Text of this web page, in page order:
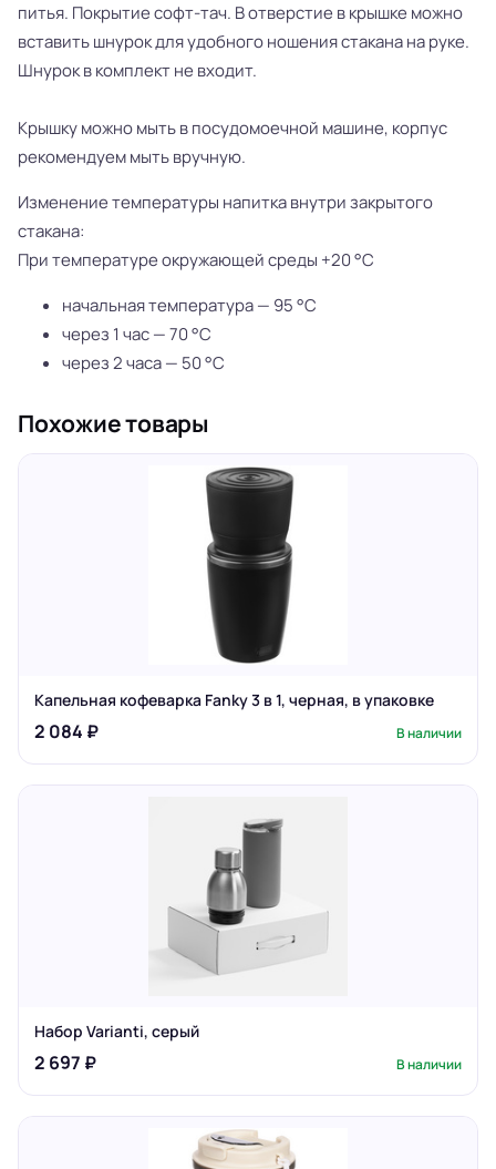
питья. Покрытие софт-тач. В отверстие в крышке можно
вставить шнурок для удобного ношения стакана на руке.
Шнурок в комплект не входит.
Крышку можно мыть в посудомоечной машине, корпус
рекомендуем мыть вручную.
Изменение температуры напитка внутри закрытого
стакана:
При температуре окружающей среды +20 °С
начальная температура — 95 °С
через 1 час — 70 °С
через 2 часа — 50 °С
Похожие товары
Капельная кофеварка Fanky 3 в 1, черная, в упаковке
2 084 ₽ В наличии
Набор Varianti, серый
2 697 ₽ В наличии